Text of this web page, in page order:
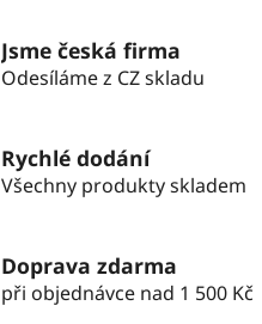
k
y
i
Jsme česká firma
Odesíláme z CZ skladu
Rychlé dodání
Všechny produkty skladem
Doprava zdarma
při objednávce nad 1 500 Kč